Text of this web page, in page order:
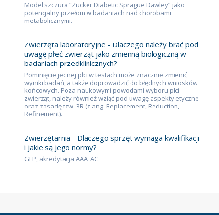
Model szczura “Zucker Diabetic Sprague Dawley” jako
potencjalny przełom w badaniach nad chorobami
metabolicznymi.
Zwierzęta laboratoryjne - Dlaczego należy brać pod
uwagę płeć zwierząt jako zmienną biologiczną w
badaniach przedklinicznych?
Pominięcie jednej płci w testach może znacznie zmienić
wyniki badań, a także doprowadzić do błędnych wniosków
końcowych. Poza naukowymi powodami wyboru płci
zwierząt, należy również wziąć pod uwagę aspekty etyczne
oraz zasadę tzw. 3R (z ang. Replacement, Reduction,
Refinement).
Zwierzętarnia - Dlaczego sprzęt wymaga kwalifikacji
i jakie są jego normy?
GLP, akredytacja AAALAC